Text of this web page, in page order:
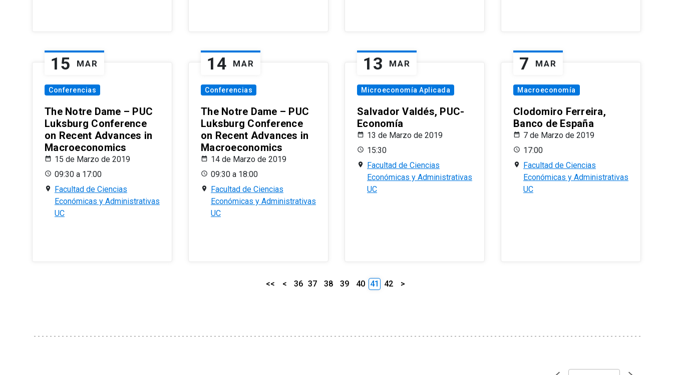
15 MAR
Conferencias
The Notre Dame – PUC
Luksburg Conference
on Recent Advances in
Macroeconomics
15 de Marzo de 2019
09:30 a 17:00
Facultad de Ciencias
Económicas y Administrativas
UC
14 MAR
Conferencias
The Notre Dame – PUC
Luksburg Conference
on Recent Advances in
Macroeconomics
14 de Marzo de 2019
09:30 a 18:00
Facultad de Ciencias
Económicas y Administrativas
UC
13 MAR
Microeconomía Aplicada
Salvador Valdés, PUC-
Economía
13 de Marzo de 2019
15:30
Facultad de Ciencias
Económicas y Administrativas
UC
7 MAR
Macroeconomía
Clodomiro Ferreira,
Banco de España
7 de Marzo de 2019
17:00
Facultad de Ciencias
Económicas y Administrativas
UC
<< < 36 37 38 39 40 41 42 >